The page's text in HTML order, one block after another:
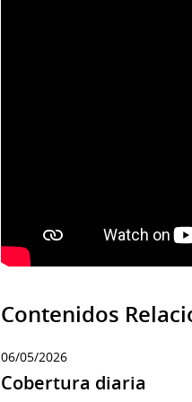
Contenidos
06/05/2026
Cobertura diaria